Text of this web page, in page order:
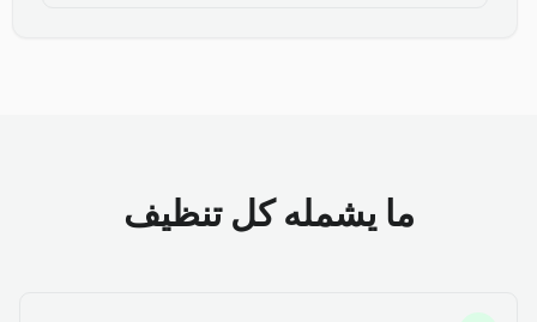
ما يشمله كل تنظيف